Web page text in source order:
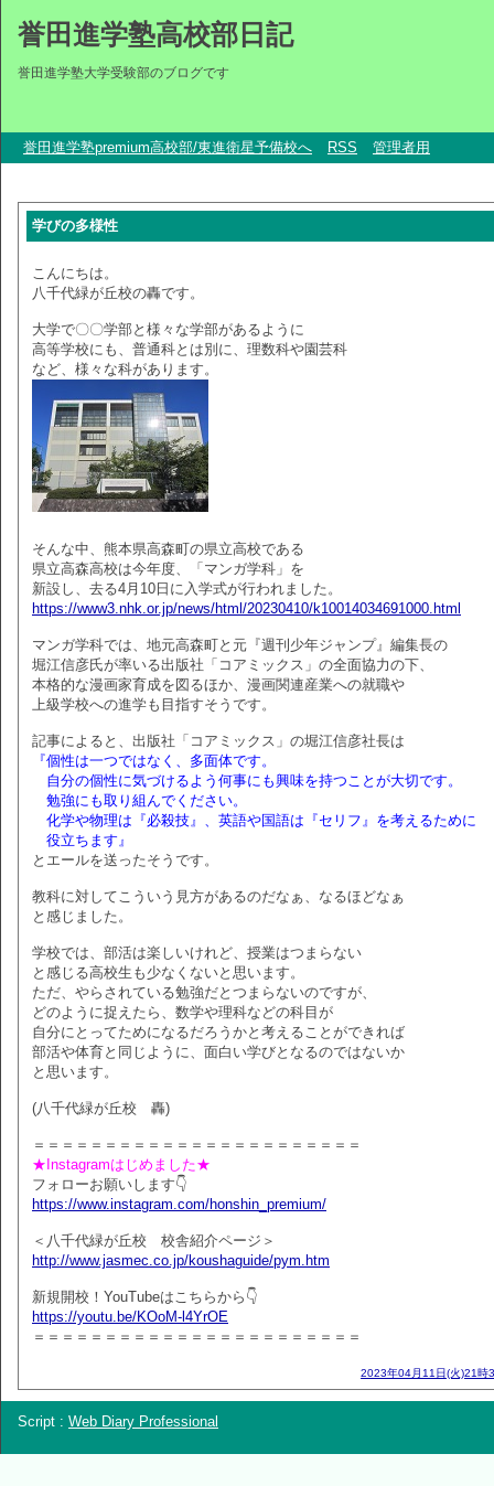
誉田進学塾高校部日記
誉田進学塾大学受験部のブログです
誉田進学塾premium高校部/東進衛星予備校へ RSS 管理者用
学びの多様性
こんにちは。
八千代緑が丘校の轟です。
大学で〇〇学部と様々な学部があるように
高等学校にも、普通科とは別に、理数科や園芸科
など、様々な科があります。
そんな中、熊本県高森町の県立高校である
県立高森高校は今年度、「マンガ学科」を
新設し、去る4月10日に入学式が行われました。
https://www3.nhk.or.jp/news/html/20230410/k10014034691000.html
マンガ学科では、地元高森町と元『週刊少年ジャンプ』編集長の
堀江信彦氏が率いる出版社「コアミックス」の全面協力の下、
本格的な漫画家育成を図るほか、漫画関連産業への就職や
上級学校への進学も目指すそうです。
記事によると、出版社「コアミックス」の堀江信彦社長は
『個性は一つではなく、多面体です。
自分の個性に気づけるよう何事にも興味を持つことが大切です。
勉強にも取り組んでください。
化学や物理は『必殺技』、英語や国語は『セリフ』を考えるために
役立ちます』
とエールを送ったそうです。
教科に対してこういう見方があるのだなぁ、なるほどなぁ
と感じました。
学校では、部活は楽しいけれど、授業はつまらない
と感じる高校生も少なくないと思います。
ただ、やらされている勉強だとつまらないのですが、
どのように捉えたら、数学や理科などの科目が
自分にとってためになるだろうかと考えることができれば
部活や体育と同じように、面白い学びとなるのではないか
と思います。
(八千代緑が丘校 轟)
＝＝＝＝＝＝＝＝＝＝＝＝＝＝＝＝＝＝＝＝＝＝＝
★Instagramはじめました★
フォローお願いします👇
https://www.instagram.com/honshin_premium/
＜八千代緑が丘校 校舎紹介ページ＞
http://www.jasmec.co.jp/koushaguide/pym.htm
新規開校！YouTubeはこちらから👇
https://youtu.be/KOoM-l4YrOE
＝＝＝＝＝＝＝＝＝＝＝＝＝＝＝＝＝＝＝＝＝＝＝
2023年04月11日(火)21時
Script : Web Diary Professional